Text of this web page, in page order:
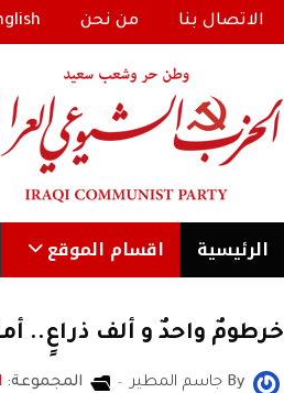
الاتصال بنا من نحن
الرئیسية اقسام الموقع
خرطومٌ واحدٌ و ألف ذراعٍ..
By جاسم المطير المجموعة: